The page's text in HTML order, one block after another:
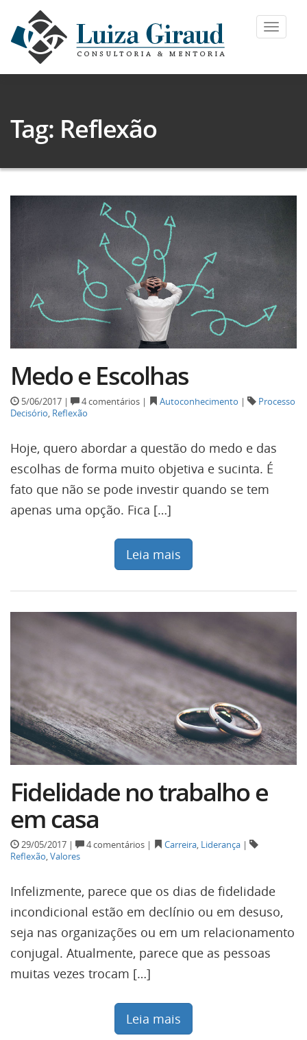
Toggle
Tag: Reflexão
Medo e Escolhas
5/06/2017 | 4 comentários | Autoconhecimento |
Processo
Decisório, Reflexão
Hoje, quero abordar a questão do medo e das
escolhas de forma muito objetiva e sucinta. É
fato que não se pode investir quando se tem
apenas uma opção. Fica […]
Leia mais
Fidelidade no trabalho e
em casa
29/05/2017 | 4 comentários | Carreira, Liderança |
Reflexão,Valores
Infelizmente, parece que os dias de fidelidade
incondicional estão em declínio ou em desuso,
seja nas organizações ou em um relacionamento
conjugal. Atualmente, parece que as pessoas
muitas vezes trocam […]
Leia mais